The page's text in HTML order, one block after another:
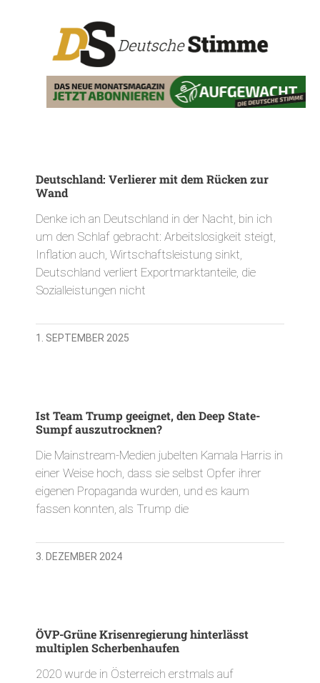
Deutschland: Verlierer mit dem Rücken zur
Wand
Denke ich an Deutschland in der Nacht, bin ich
um den Schlaf gebracht: Arbeitslosigkeit steigt,
Inflation auch, Wirtschaftsleistung sinkt,
Deutschland verliert Exportmarktanteile, die
Sozialleistungen nicht
1. SEPTEMBER 2025
Ist Team Trump geeignet, den Deep State-
Sumpf auszutrocknen?
Die Mainstream-Medien jubelten Kamala Harris in
einer Weise hoch, dass sie selbst Opfer ihrer
eigenen Propaganda wurden, und es kaum
fassen konnten, als Trump die
3. DEZEMBER 2024
ÖVP-Grüne Krisenregierung hinterlässt
multiplen Scherbenhaufen
2020 wurde in Österreich erstmals auf